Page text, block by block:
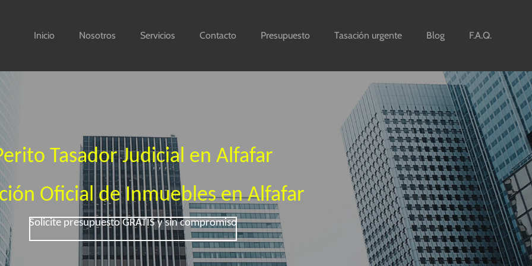
Inicio Nosotros Servicios Contacto Presupuesto Tasación urgente Blog F.A.Q.
Tasador Judicial en Alfafar
Oficial de Inmuebles en Alfafar
Solicite presupuesto GRATIS y sin compromiso